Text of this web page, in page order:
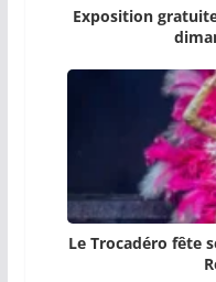
Exposition
Le Trocadéro fête